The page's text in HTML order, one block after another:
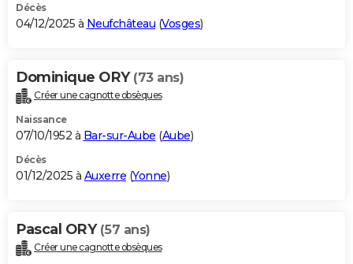
Décès
04/12/2025 à Neufchâteau (Vosges)
Dominique ORY (73 ans)
Créer une cagnotte obsèques
Naissance
07/10/1952 à Bar-sur-Aube (Aube)
Décès
01/12/2025 à Auxerre (Yonne)
Pascal ORY (57 ans)
Créer une cagnotte obsèques